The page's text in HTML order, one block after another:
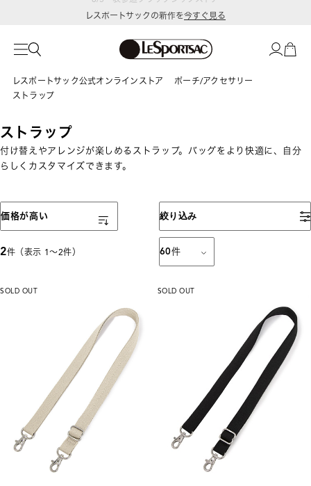
レスポートサックの新作を今すぐ見る
レスポートサック公式オンラインストア
ポーチ/アクセサリー
ストラップ
ストラップ
付け替えやアレンジが楽しめるストラップ。バッグをより快適に、自分
らしくカスタマイズできます。
絞り込み
2件（表示 1〜2件） 60件
表示順
価格が高い
SOLD OUT SOLD OUT